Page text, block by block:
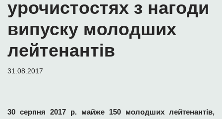
урочистостях з нагоди
випуску молодших
лейтенантів
31.08.2017
30 серпня 2017 р. майже 150 молодших лейтенантів,